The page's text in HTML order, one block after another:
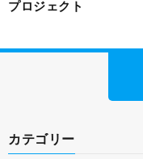
プロジェクト
カテゴリー